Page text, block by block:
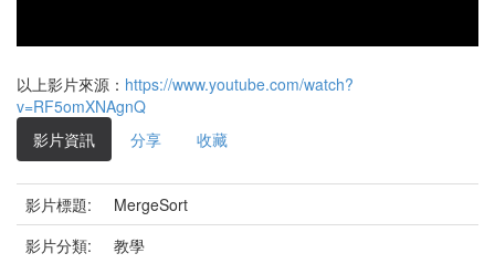
以上影片來源： https://www.youtube.com/watch?
v=RF5omXNAgnQ
影片資訊
分享 收藏
影片標題:
MergeSort
影片分類:
教學